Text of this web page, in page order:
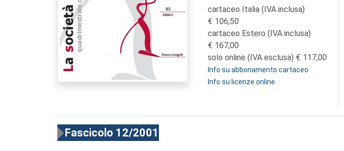
cartaceo Italia (IVA inclusa)
106,50
cartaceo Estero (IVA inclusa)
167,00
solo online (IVA esclusa)
117,00
Info su abbonamento cartaceo
Info su licenze online
Fascicolo 12/2001